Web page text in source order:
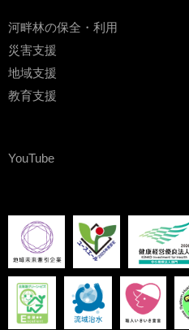
河畔林の保全・利用
災害支援
地域支援
教育支援
YouTube